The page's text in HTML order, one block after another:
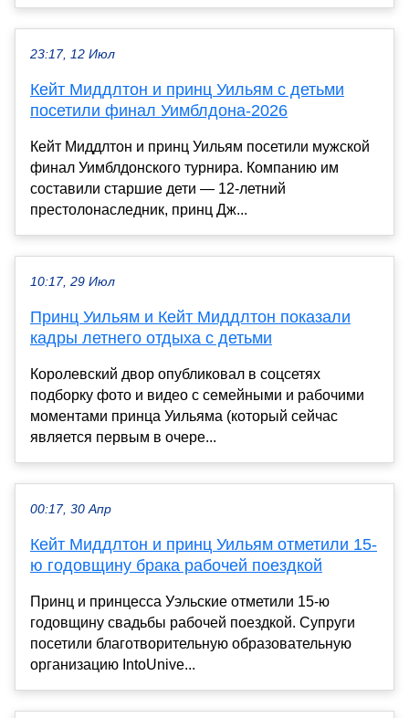
23:17, 12 Июл
Кейт Миддлтон и принц Уильям с детьми
посетили финал Уимблдона-2026
Кейт Миддлтон и принц Уильям посетили мужской
финал Уимблдонского турнира. Компанию им
составили старшие дети — 12-летний
престолонаследник, принц Дж...
10:17, 29 Июл
Принц Уильям и Кейт Миддлтон показали
кадры летнего отдыха с детьми
Королевский двор опубликовал в соцсетях
подборку фото и видео с семейными и рабочими
моментами принца Уильяма (который сейчас
является первым в очере...
00:17, 30 Апр
Кейт Миддлтон и принц Уильям отметили 15-
ю годовщину брака рабочей поездкой
Принц и принцесса Уэльские отметили 15-ю
годовщину свадьбы рабочей поездкой. Супруги
посетили благотворительную образовательную
организацию IntoUnive...